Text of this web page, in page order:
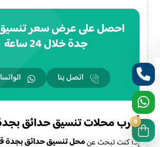
احصل على عرض سعر
جدة خلال 24 ساعة
اتصل بنا
أقرب محلات تنسيق حدائق
إذا كنت تبحث عنمحل تنسيق حدائق بجدة
0